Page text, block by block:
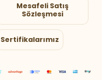
Mesafeli Satış
Sözleşmesi
Sertifikalarımız